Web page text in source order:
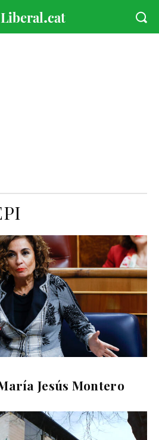
Jesús Montero